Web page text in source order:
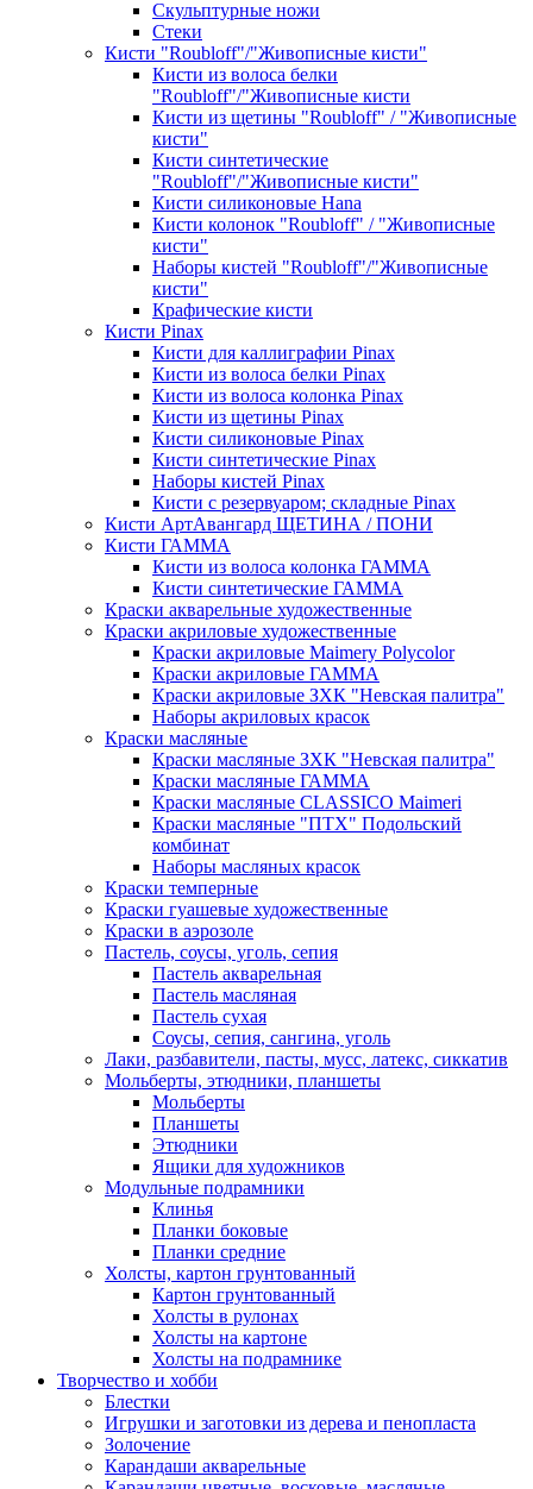
Скульптурные ножи
Стеки
Кисти "Roubloff"/"Живописные кисти"
Кисти из волоса белки
"Roubloff"/"Живописные кисти
Кисти из щетины "Roubloff" / "Живописные
кисти"
Кисти синтетические
"Roubloff"/"Живописные кисти"
Кисти силиконовые Hana
Кисти колонок "Roubloff" / "Живописные
кисти"
Наборы кистей "Roubloff"/"Живописные
кисти"
Крафические кисти
Кисти Pinax
Кисти для каллиграфии Pinax
Кисти из волоса белки Pinax
Кисти из волоса колонка Pinax
Кисти из щетины Pinax
Кисти силиконовые Pinax
Кисти синтетические Pinax
Наборы кистей Pinax
Кисти с резервуаром; складные Pinax
Кисти АртАвангард ЩЕТИНА / ПОНИ
Кисти ГАММА
Кисти из волоса колонка ГАММА
Кисти синтетические ГАММА
Краски акварельные художественные
Краски акриловые художественные
Краски акриловые Maimery Polycolor
Краски акриловые ГАММА
Краски акриловые ЗХК "Невская палитра"
Наборы акриловых красок
Краски масляные
Краски масляные ЗХК "Невская палитра"
Краски масляные ГАММА
Краски масляные CLASSICO Maimeri
Краски масляные "ПТХ" Подольский
комбинат
Наборы масляных красок
Краски темперные
Краски гуашевые художественные
Краски в аэрозоле
Пастель, соусы, уголь, сепия
Пастель акварельная
Пастель масляная
Пастель сухая
Соусы, сепия, сангина, уголь
Лаки, разбавители, пасты, мусс, латекс, сиккатив
Мольберты, этюдники, планшеты
Мольберты
Планшеты
Этюдники
Ящики для художников
Модульные подрамники
Клинья
Планки боковые
Планки средние
Холсты, картон грунтованный
Картон грунтованный
Холсты в рулонах
Холсты на картоне
Холсты на подрамнике
Творчество и хобби
Блестки
Игрушки и заготовки из дерева и пенопласта
Золочение
Карандаши акварельные